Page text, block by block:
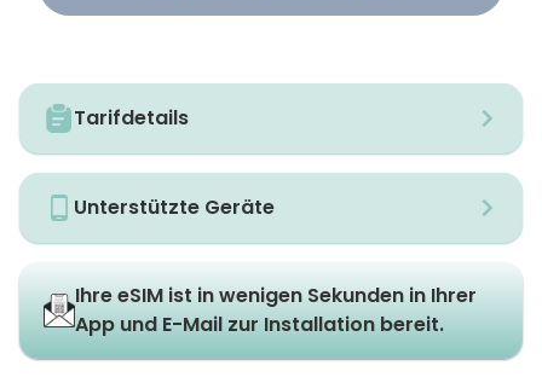
Tarifdetails
Unterstützte Geräte
Ihre eSIM ist in wenigen Sekunden in Ihrer
App und E-Mail zur Installation bereit.